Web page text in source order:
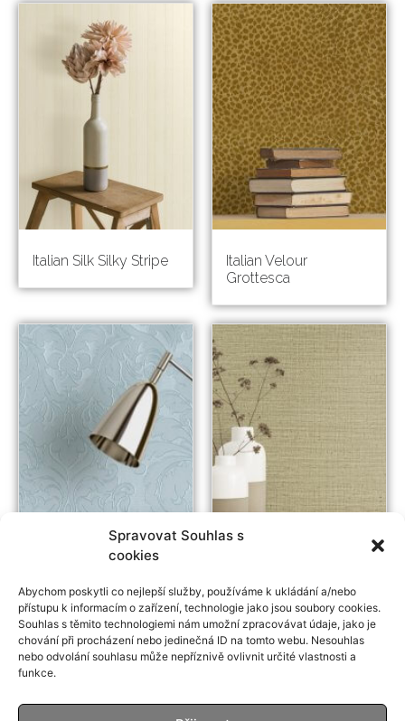
Spravovat Souhlas s
cookies
Abychom poskytli co nejlepší služby, používáme k ukládání a/nebo
přístupu k informacím o zařízení, technologie jako jsou soubory cookies.
Souhlas s těmito technologiemi nám umožní zpracovávat údaje, jako je
chování při procházení nebo jedinečná ID na tomto webu. Nesouhlas
nebo odvolání souhlasu může nepříznivě ovlivnit určité vlastnosti a
funkce.
Italian Silk Silky Stripe
Italian Velour
Grottesca
Moire
Shadow
Decor Italia s.r.o. | Ve Žlíbku 2196 | 193 00